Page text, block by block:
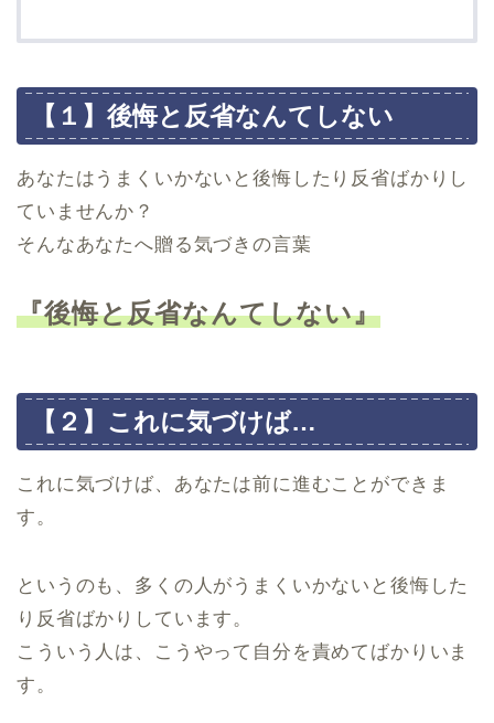
【１】後悔と反省なんてしない
あなたはうまくいかないと後悔したり反省ばかりし
ていませんか？
そんなあなたへ贈る気づきの言葉
『後悔と反省なんてしない』
【２】これに気づけば…
これに気づけば、あなたは前に進むことができま
す。
というのも、多くの人がうまくいかないと後悔した
り反省ばかりしています。
こういう人は、こうやって自分を責めてばかりいま
す。